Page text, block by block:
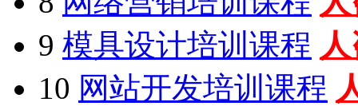
9 模具设计培训课程
10 网站开发培训课程